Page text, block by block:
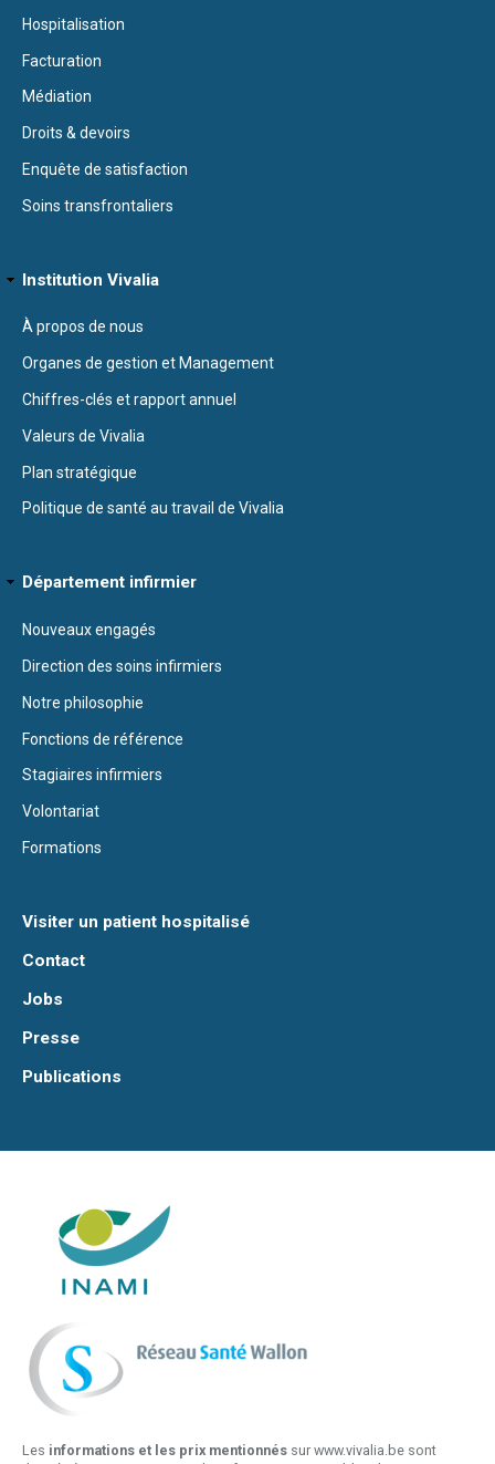
Hospitalisation
Facturation
Médiation
Droits & devoirs
Enquête de satisfaction
Soins transfrontaliers
Institution Vivalia
À propos de nous
Organes de gestion et Management
Chiffres-clés et rapport annuel
Valeurs de Vivalia
Plan stratégique
Politique de santé au travail de Vivalia
Département infirmier
Nouveaux engagés
Direction des soins infirmiers
Notre philosophie
Fonctions de référence
Stagiaires infirmiers
Volontariat
Formations
Visiter un patient hospitalisé
Contact
Jobs
Presse
Publications
Les informations et les prix mentionnés sur www.vivalia.be sont